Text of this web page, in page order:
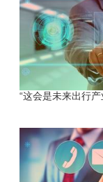
“这会是未来出行